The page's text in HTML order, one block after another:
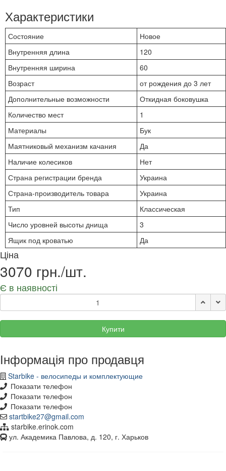
Характеристики
Состояние
Новое
Внутренняя длина
120
Внутренняя ширина
60
Возраст
от рождения до 3 лет
Дополнительные возможности
Откидная боковушка
Количество мест
1
Материалы
Бук
Маятниковый механизм качания
Да
Наличие колесиков
Нет
Страна регистрации бренда
Украина
Страна-производитель товара
Украина
Тип
Классическая
Число уровней высоты днища
3
Ящик под кроватью
Да
Ціна
3070 грн./шт.
Є в наявності
Купити
Інформація про продавця
Starbike - велосипеды и комплектующие
Показати телефон
Показати телефон
Показати телефон
startbike27@gmail.com
starbike.erinok.com
ул. Академика Павлова, д. 120, г. Харьков